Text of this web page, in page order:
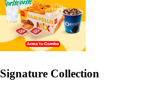
Signature Collection